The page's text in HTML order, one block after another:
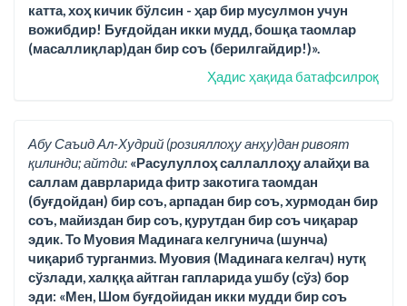
катта, хоҳ кичик бўлсин - ҳар бир мусулмон учун
вожибдир! Буғдойдан икки мудд, бошқа таомлар
(масаллиқлар)дан бир соъ (берилгайдир!)».
Ҳадис ҳақида батафсилроқ
Абу Саъид Ал-Худрий (розияллоҳу анҳу)дан ривоят
қилинди; айтди: «Расулуллоҳ саллаллоҳу алайҳи ва
саллам даврларида фитр закотига таомдан
(буғдойдан) бир соъ, арпадан бир соъ, хурмодан бир
соъ, майиздан бир соъ, қурутдан бир соъ чиқарар
эдик. То Муовия Мадинага келгунича (шунча)
чиқариб турганмиз. Муовия (Мадинага келгач) нутқ
сўзлади, халққа айтган гапларида ушбу (сўз) бор
эди: «Мен, Шом буғдойидан икки мудди бир соъ